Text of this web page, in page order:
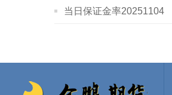
当日保证金率20251104